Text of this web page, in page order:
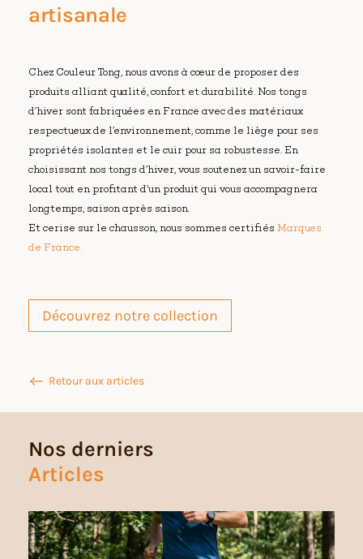
artisanale
Chez Couleur Tong, nous avons à cœur de proposer des
produits alliant qualité, confort et durabilité. Nos tongs
d’hiver sont fabriquées en France avec des matériaux
respectueux de l’environnement, comme le liège pour ses
propriétés isolantes et le cuir pour sa robustesse. En
choisissant nos tongs d’hiver, vous soutenez un savoir-faire
local tout en profitant d’un produit qui vous accompagnera
longtemps, saison après saison.
Et cerise sur le chausson, nous sommes certifiés Marques
de France.
Découvrez notre collection
Retour aux articles
Nos derniers
Articles